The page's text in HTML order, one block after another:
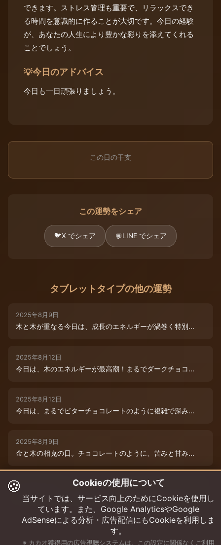
できます。ストレス管理も重要で、リラックスでき
る時間を意識的に作ることが大切です。今日の経験
が、あなたの人生により豊かな彩りを添えてくれる
ことでしょう。
💡今日のアドバイス
今日も一日頑張りましょう。
この日の干支
この運勢をシェア
🐦X でシェア 💬LINE でシェア
タブレットタイプの他の運勢
2025年8月9日
木と木が重なる今日は、成長のエネルギーが渦巻く特別...
2025年8月12日
今日は、木のエネルギーが最高潮！まるでダークチョコ...
2025年8月12日
今日は、まるでビターチョコレートのように複雑で深み...
2025年8月9日
金と木の相克の日。チョコレートのように、苦みと甘み...
2025年8月12日
本日は、木のエネルギーが重なり、成長と可能性の扉が...
🍪 Cookieの使用について
当サイトでは、サービス向上のためにCookieを使用し
ています。また、Google AnalyticsやGoogle
AdSenseによる分析・広告配信にもCookieを利用しま
す。
※ カカオ獲得用の広告視聴システムは、この設定に関係なくご利用